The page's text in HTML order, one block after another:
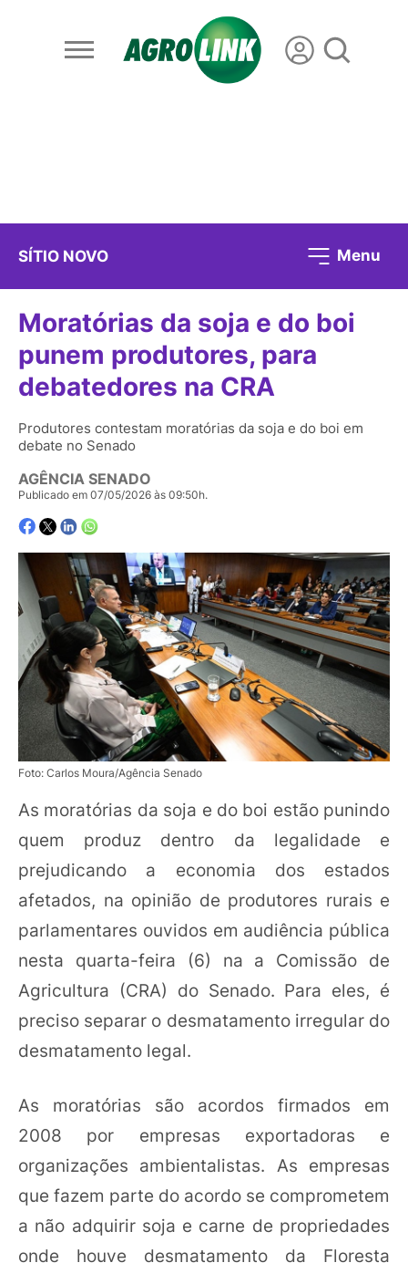
SÍTIO NOVO Menu
Moratórias da soja e do boi
punem produtores, para
debatedores na CRA
Produtores contestam moratórias da soja e do boi em
debate no Senado
AGÊNCIA SENADO
Publicado em 07/05/2026 às 09:50h.
Foto: Carlos Moura/Agência Senado
As moratórias da soja e do boi estão punindo
quem produz dentro da legalidade e
prejudicando a economia dos estados
afetados, na opinião de produtores rurais e
parlamentares ouvidos em audiência pública
nesta quarta-feira (6) na a Comissão de
Agricultura (CRA) do Senado. Para eles, é
preciso separar o desmatamento irregular do
desmatamento legal.
As moratórias são acordos firmados em
2008 por empresas exportadoras e
organizações ambientalistas. As empresas
que fazem parte do acordo se comprometem
a não adquirir soja e carne de propriedades
onde houve desmatamento da Floresta